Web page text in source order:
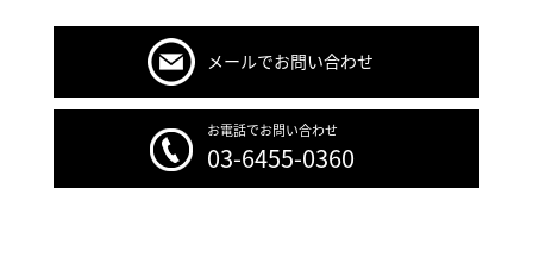
メールでお問い合わせ
お電話でお問い合わせ
03-6455-0360